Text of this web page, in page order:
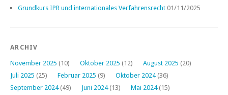
Grundkurs IPR und internationales Verfahrensrecht 01/11/2025
ARCHIV
November 2025 (10) Oktober 2025 (12) August 2025 (20)
Juli 2025 (25) Februar 2025 (9) Oktober 2024(36)
September 2024(49) Juni 2024(13) Mai 2024(15)